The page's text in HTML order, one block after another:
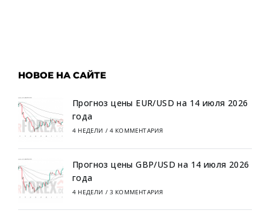
НОВОЕ НА САЙТЕ
Прогноз цены EUR/USD на 14 июля 2026
года
4 НЕДЕЛИ / 4 КОММЕНТАРИЯ
Прогноз цены GBP/USD на 14 июля 2026
года
4 НЕДЕЛИ / 3 КОММЕНТАРИЯ